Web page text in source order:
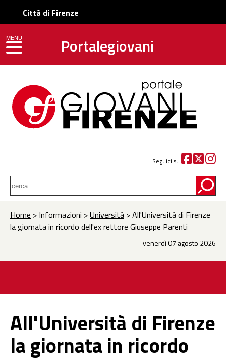
Città di Firenze
Portalegiovani
Seguici su
MENU
toggle navigation
Home > Informazioni >Università > All'Università di Firenze
la giornata in ricordo dell'ex rettore Giuseppe Parenti
venerdì 07 agosto 2026
All'Università di Firenze
la giornata in ricordo